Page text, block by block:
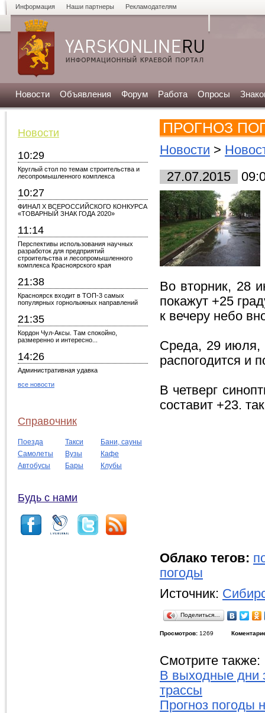
Информация Наши партнеры Рекламодателям
Новости Объявления Форум Работа Опросы
Новости
10:29
Круглый стол по темам строительства и
лесопромышленного комплекса
10:27
ФИНАЛ X ВСЕРОССИЙСКОГО КОНКУРСА
«ТОВАРНЫЙ ЗНАК ГОДА 2020»
11:14
Перспективы использования научных
разработок для предприятий
строительства и лесопромышленного
комплекса Красноярского края
21:38
Красноярск входит в ТОП-3 самых
популярных горнолыжных направлений
21:35
Кордон Чул-Аксы. Там спокойно,
размеренно и интересно...
14:26
Административная удавка
все новости
Справочник
Поезда Такси
Бани, сауны
Самолеты
Вузы
Кафе
Автобусы
Бары Клубы
Будь с нами
ПРОГНОЗ
Новости >
27.07.2015
Во вторник, 28
покажут +25
к вечеру небо
Среда, 29 июля,
распогодится и
В четверг
составит +23.
Облако тегов:
погоды
Источник:
Поделиться…
Просмотров: 1269
Смотрите также:
В выходные дни
трассы
Прогноз погоды